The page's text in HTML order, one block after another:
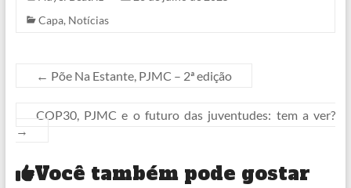
Capa, Notícias
← Põe Na Estante, PJMC – 2ª edição
COP30, PJMC e o futuro das juventudes: tem a ver?
→
Você também pode gostar